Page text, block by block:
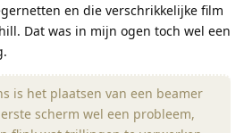
en die verschrikkelijke film
Dat was in mijn ogen toch wel een
is het plaatsen van een beamer
scherm wel een probleem,